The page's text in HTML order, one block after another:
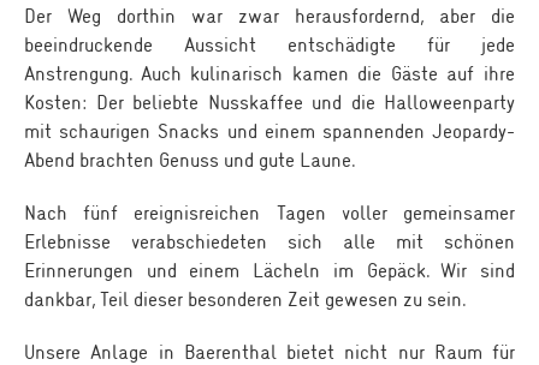
Der Weg dorthin war zwar herausfordernd, aber die
beeindruckende Aussicht entschädigte für jede
Anstrengung. Auch kulinarisch kamen die Gäste auf ihre
Kosten: Der beliebte Nusskaffee und die Halloweenparty
mit schaurigen Snacks und einem spannenden Jeopardy-
Abend brachten Genuss und gute Laune.
Nach fünf ereignisreichen Tagen voller gemeinsamer
Erlebnisse verabschiedeten sich alle mit schönen
Erinnerungen und einem Lächeln im Gepäck. Wir sind
dankbar, Teil dieser besonderen Zeit gewesen zu sein.
Unsere Anlage in Baerenthal bietet nicht nur Raum für